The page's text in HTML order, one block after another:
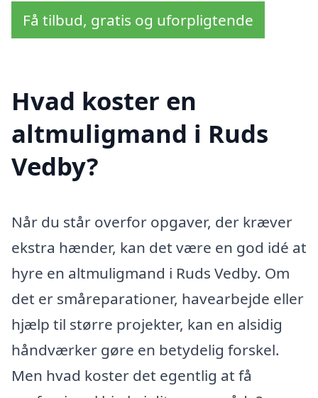
Få tilbud, gratis og uforpligtende
Hvad koster en
altmuligmand i Ruds
Vedby?
Når du står overfor opgaver, der kræver
ekstra hænder, kan det være en god idé at
hyre en altmuligmand i Ruds Vedby. Om
det er småreparationer, havearbejde eller
hjælp til større projekter, kan en alsidig
håndværker gøre en betydelig forskel.
Men hvad koster det egentlig at få